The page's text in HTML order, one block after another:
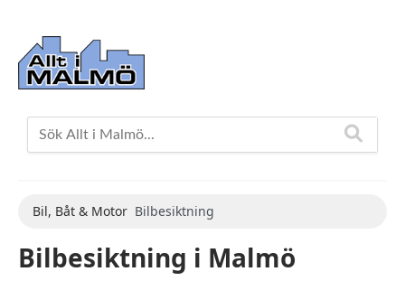
Bil, Båt & Motor Bilbesiktning
Bilbesiktning i Malmö